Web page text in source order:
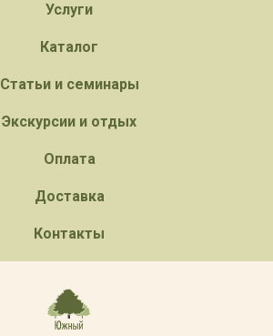
Услуги
Каталог
Статьи и семинары
Экскурсии и отдых
Оплата
Доставка
Контакты